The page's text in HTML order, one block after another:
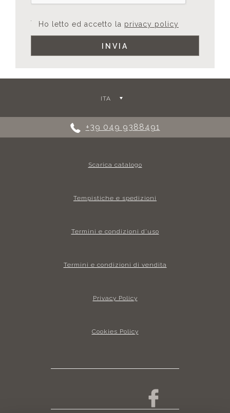
Ho letto ed accetto la privacy policy
ITA
+39 049 9388491
Scarica catalogo
Tempistiche e spedizioni
Termini e condizioni d’uso
Termini e condizioni di vendita
Privacy Policy
Cookies Policy